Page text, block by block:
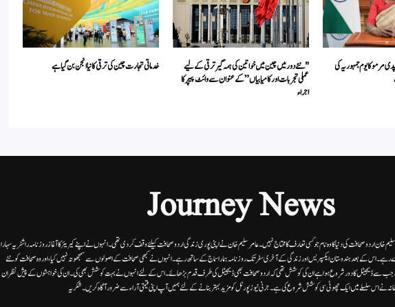
مرمو کا یوم جمہوریہ کی
"نئے دور میں چین میں خواتین کی ہمہ گیر ترقی کے لیے
عملی تجربات اور کامیابیاں” کے عنوان سے وائٹ پیپر کا
اجراء
خدماتی تجارت چین کی ترقی کا نیا انجن بن گیا ہے
Journey News
خان اردوصحافت کی دنیا کاوہ نام جو کسی تعارف کا محتاج نہیں۔عامرسلیم خان نے اپنی پوری زندگی اردوصحافت کیلئے وقف کردی تھی۔انہوں نے اپنے کیریئر کا آغاز روزنامہ راشٹریہ سہارا
اس کے بعد ہندوستان ایکسپریس اور زندگی کے آخری سفر تک روزنامہ ہمارا سماج کے ساتھ رہے۔ انہوں نے کبھی صحافت کے اصولوں سے سمجھوتہ نہیں کیا، اور وہ صحافت کو نئے
جب سے ڈیجیٹل کا دور شروع ہوا ہے ان کی کوشش تھی کہ اردو صحافت بھی ڈیجیٹل کی طرف قدم بڑھائے۔ اس کے لئے انہوں نے بہت کوشش بھی کی۔ ان کی خواہشوں کے پیش نظر ان
نے اس سلسلے میں ایک چھوٹی سی کوشش شروع کی ہے۔جرنی نیوز پورٹل کو مزید بہتر بنانے کے لئے ہمیں آپ اپنی قیمتی آراء سے ضرور آگاہ کریں۔شکریہ